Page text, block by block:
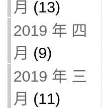
月 (13)
2019 年 四
月 (9)
2019 年 三
月 (11)